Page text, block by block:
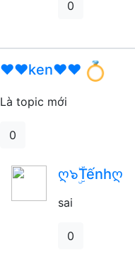
0
❤️❤️ken❤️❤️
Là topic mới
0
ღ๖ۣۜTếnhღ
sai
0